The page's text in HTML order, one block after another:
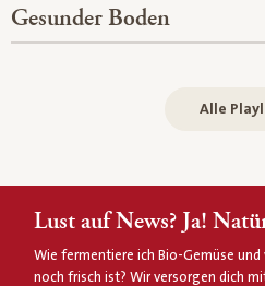
Gesunder Boden
Alle
Lust auf News? Ja!
Wie fermentiere ich Bio-Gemüse und
noch frisch ist? Wir versorgen dich